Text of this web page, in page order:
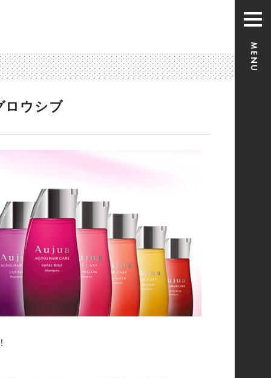
ロウシブ